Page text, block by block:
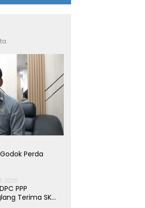
Perda
2026
PPP
Terima SK